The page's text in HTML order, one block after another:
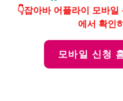
👇잡아바 어플라이 모바일
에서 확인
모바일 신청